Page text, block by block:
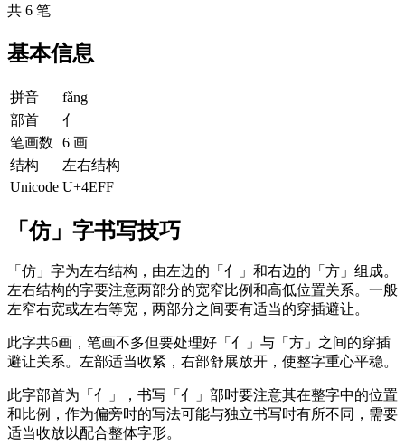
共 6 笔
基本信息
拼音
fǎng
部首
亻
笔画数
6 画
结构
左右结构
Unicode U+4EFF
「仿」字书写技巧
「仿」字为左右结构，由左边的「亻」和右边的「方」组成。
左右结构的字要注意两部分的宽窄比例和高低位置关系。一般
左窄右宽或左右等宽，两部分之间要有适当的穿插避让。
此字共6画，笔画不多但要处理好「亻」与「方」之间的穿插
避让关系。左部适当收紧，右部舒展放开，使整字重心平稳。
此字部首为「亻」，书写「亻」部时要注意其在整字中的位置
和比例，作为偏旁时的写法可能与独立书写时有所不同，需要
适当收放以配合整体字形。